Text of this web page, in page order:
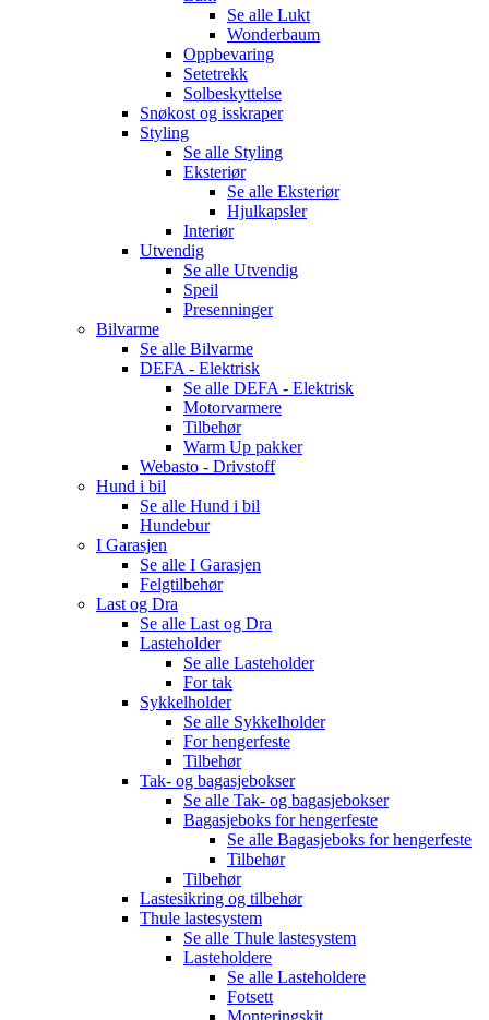
Se alle Lukt
Wonderbaum
Oppbevaring
Setetrekk
Solbeskyttelse
Snøkost og isskraper
Styling
Se alle Styling
Eksteriør
Se alle Eksteriør
Hjulkapsler
Interiør
Utvendig
Se alle Utvendig
Speil
Presenninger
Bilvarme
Se alle Bilvarme
DEFA - Elektrisk
Se alle DEFA - Elektrisk
Motorvarmere
Tilbehør
Warm Up pakker
Webasto - Drivstoff
Hund i bil
Se alle Hund i bil
Hundebur
I Garasjen
Se alle I Garasjen
Felgtilbehør
Last og Dra
Se alle Last og Dra
Lasteholder
Se alle Lasteholder
For tak
Sykkelholder
Se alle Sykkelholder
For hengerfeste
Tilbehør
Tak- og bagasjebokser
Se alle Tak- og bagasjebokser
Bagasjeboks for hengerfeste
Se alle Bagasjeboks for hengerfeste
Tilbehør
Tilbehør
Lastesikring og tilbehør
Thule lastesystem
Se alle Thule lastesystem
Lasteholdere
Se alle Lasteholdere
Fotsett
Monteringskit